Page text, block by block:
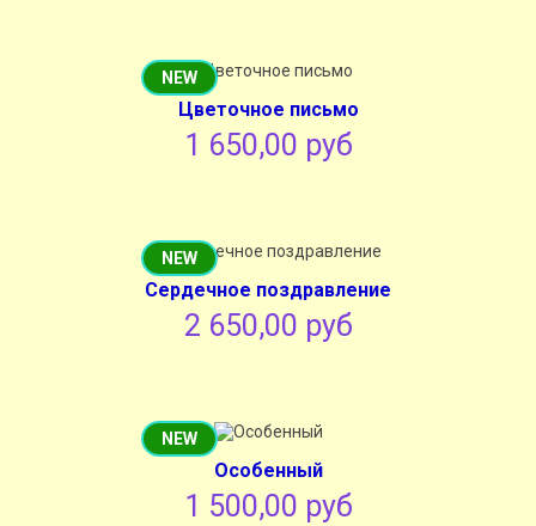
NEW
Цветочное письмо
1 650,00 руб
NEW
Сердечное поздравление
2 650,00 руб
NEW
Особенный
1 500,00 руб